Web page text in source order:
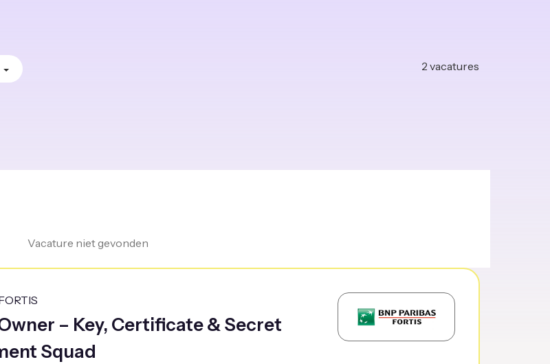
2 vacatures
Vacature niet gevonden
– Key, Certificate & Secret
Squad